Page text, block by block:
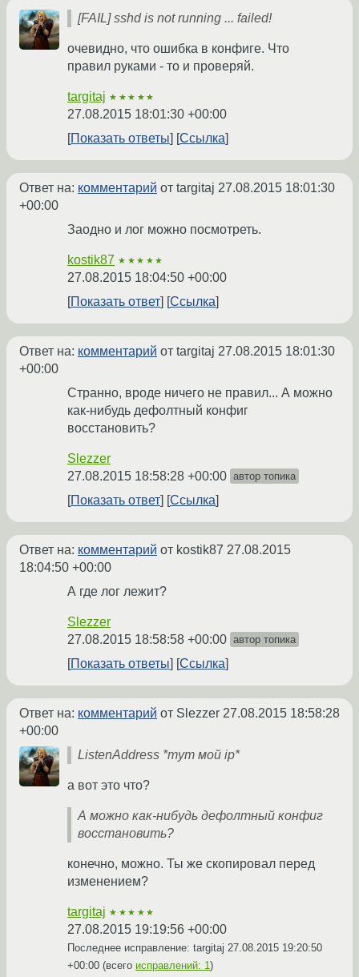
[FAIL] sshd is not running ... failed!
очевидно, что ошибка в конфиге. Что
правил руками - то и проверяй.
targitaj ★★★★★
27.08.2015 18:01:30 +00:00
Показать ответы
Ссылка
Ответ на: комментарий от targitaj 27.08.2015 18:01:30
+00:00
Заодно и лог можно посмотреть.
kostik87 ★★★★★
27.08.2015 18:04:50 +00:00
Показать ответ
Ссылка
Ответ на: комментарий от targitaj 27.08.2015 18:01:30
+00:00
Странно, вроде ничего не правил... А можно
как-нибудь дефолтный конфиг
восстановить?
Slezzer
27.08.2015 18:58:28 +00:00 автор топика
Показать ответ Ссылка
Ответ на: комментарий от kostik87 27.08.2015
18:04:50 +00:00
А где лог лежит?
Slezzer
27.08.2015 18:58:58 +00:00 автор топика
Показать ответы Ссылка
Ответ на: комментарий от Slezzer 27.08.2015 18:58:28
+00:00
ListenAddress *тут мой ip*
а вот это что?
А можно как-нибудь дефолтный конфиг
восстановить?
конечно, можно. Ты же скопировал перед
изменением?
targitaj ★★★★★
27.08.2015 19:19:56 +00:00
Последнее исправление: targitaj 27.08.2015 19:20:50
+00:00 (всего исправлений: 1)